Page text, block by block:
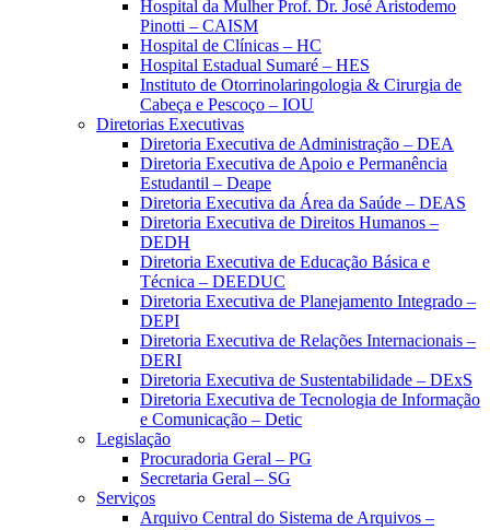
Hospital da Mulher Prof. Dr. José Aristodemo
Pinotti – CAISM
Hospital de Clínicas – HC
Hospital Estadual Sumaré – HES
Instituto de Otorrinolaringologia & Cirurgia de
Cabeça e Pescoço – IOU
Diretorias Executivas
Diretoria Executiva de Administração – DEA
Diretoria Executiva de Apoio e Permanência
Estudantil – Deape
Diretoria Executiva da Área da Saúde – DEAS
Diretoria Executiva de Direitos Humanos –
DEDH
Diretoria Executiva de Educação Básica e
Técnica – DEEDUC
Diretoria Executiva de Planejamento Integrado –
DEPI
Diretoria Executiva de Relações Internacionais –
DERI
Diretoria Executiva de Sustentabilidade – DExS
Diretoria Executiva de Tecnologia de Informação
e Comunicação – Detic
Legislação
Procuradoria Geral – PG
Secretaria Geral – SG
Serviços
Arquivo Central do Sistema de Arquivos –